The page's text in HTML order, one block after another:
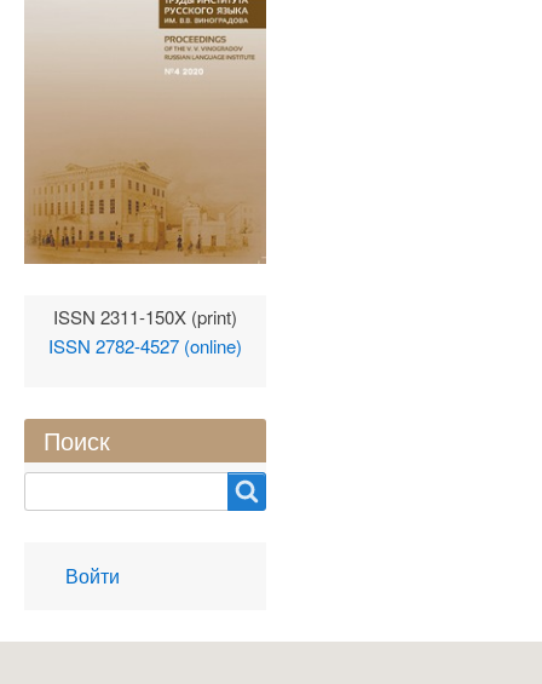
ISSN 2311-150X (print)
ISSN 2782-4527 (online)
Поиск
User
account
Войти